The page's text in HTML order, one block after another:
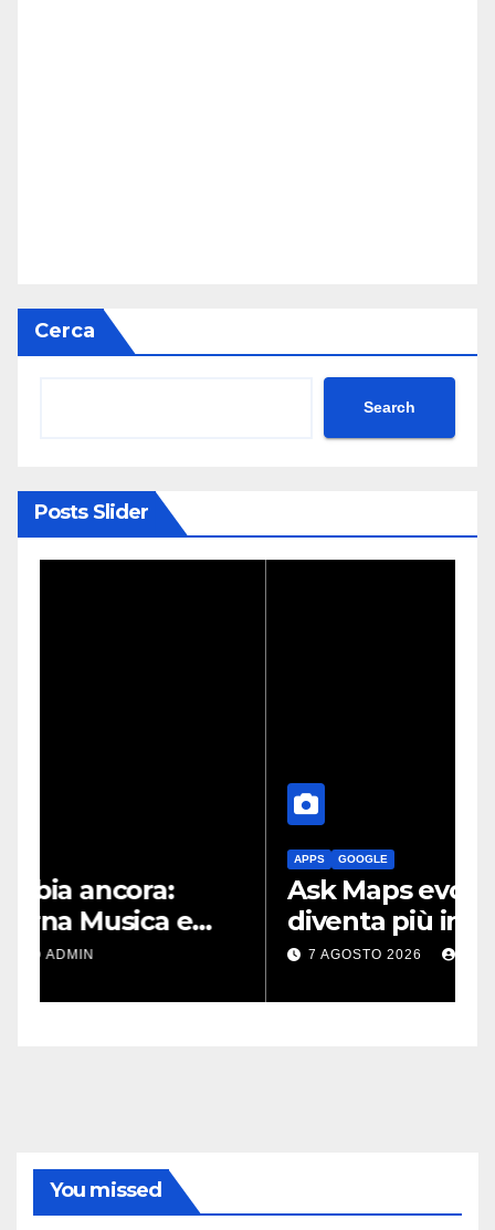
Cerca
Search
Posts Slider
Ask Maps evolve: così Maps
diventa più intelligente
grazie a Gemini
7 AGOSTO 2026 ADMIN
You missed